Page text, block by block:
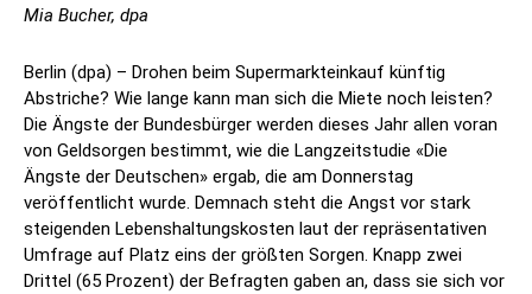
Mia Bucher, dpa
Berlin (dpa) – Drohen beim Supermarkteinkauf künftig
Abstriche? Wie lange kann man sich die Miete noch leisten?
Die Ängste der Bundesbürger werden dieses Jahr allen voran
von Geldsorgen bestimmt, wie die Langzeitstudie «Die
Ängste der Deutschen» ergab, die am Donnerstag
veröffentlicht wurde. Demnach steht die Angst vor stark
steigenden Lebenshaltungskosten laut der repräsentativen
Umfrage auf Platz eins der größten Sorgen. Knapp zwei
Drittel (65 Prozent) der Befragten gaben an, dass sie sich vor